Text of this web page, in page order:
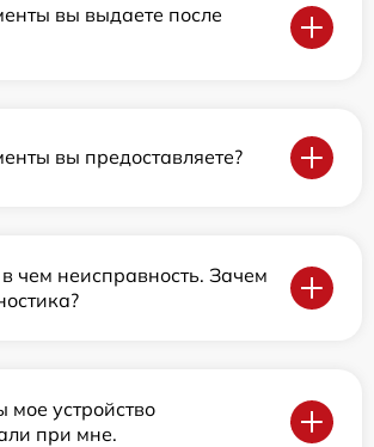
вы выдаете после
вы предоставляете?
чем неисправность. Зачем
мое устройство
при мне.